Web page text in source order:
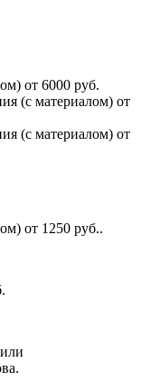
от 6000 руб.
(с материалом) от
(с материалом) от
от 1250 руб..